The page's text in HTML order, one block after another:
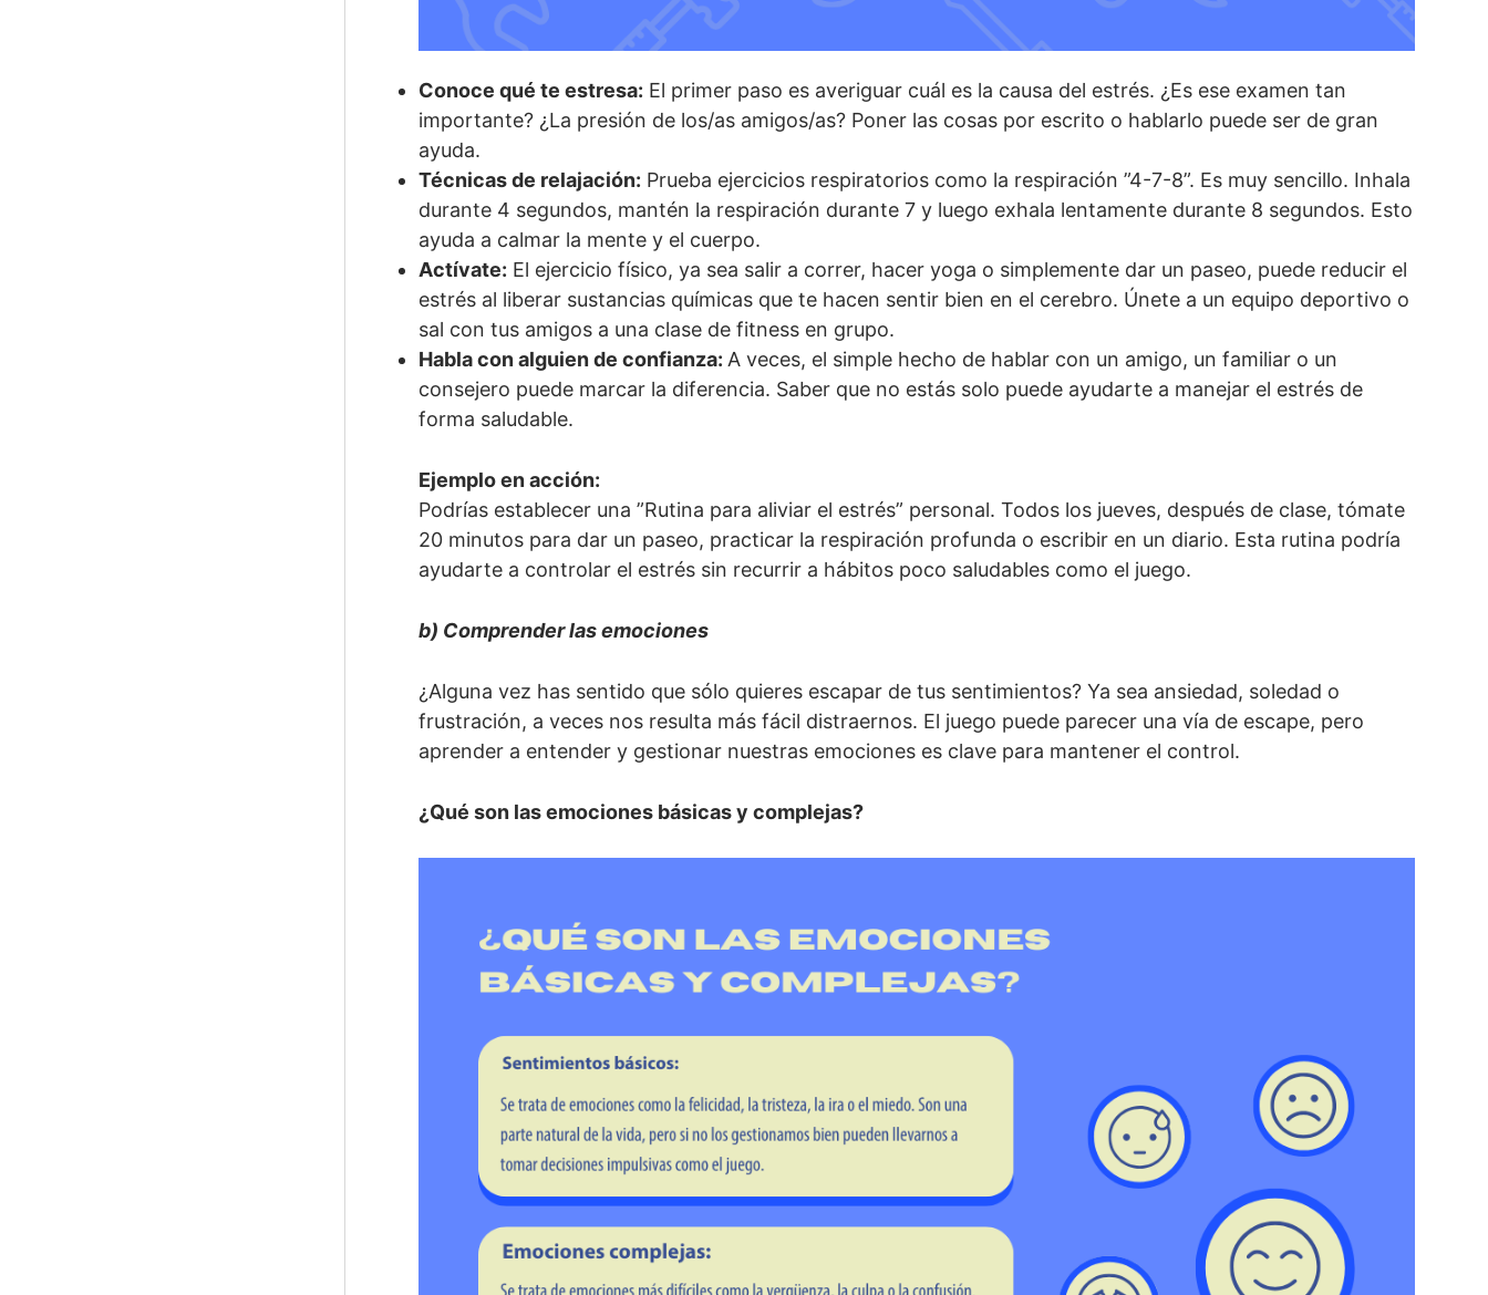
Conoce qué te estresa: El primer paso es averiguar cuál es la causa del estrés. ¿Es ese examen tan
importante? ¿La presión de los/as amigos/as? Poner las cosas por escrito o hablarlo puede ser de gran
ayuda.
Técnicas de relajación: Prueba ejercicios respiratorios como la respiración ”4-7-8”. Es muy sencillo. Inhala
durante 4 segundos, mantén la respiración durante 7 y luego exhala lentamente durante 8 segundos. Esto
ayuda a calmar la mente y el cuerpo.
Actívate: El ejercicio físico, ya sea salir a correr, hacer yoga o simplemente dar un paseo, puede reducir el
estrés al liberar sustancias químicas que te hacen sentir bien en el cerebro. Únete a un equipo deportivo o
sal con tus amigos a una clase de fitness en grupo.
Habla con alguien de confianza: A veces, el simple hecho de hablar con un amigo, un familiar o un
consejero puede marcar la diferencia. Saber que no estás solo puede ayudarte a manejar el estrés de
forma saludable.
Ejemplo en acción:
Podrías establecer una ”Rutina para aliviar el estrés” personal. Todos los jueves, después de clase, tómate
20 minutos para dar un paseo, practicar la respiración profunda o escribir en un diario. Esta rutina podría
ayudarte a controlar el estrés sin recurrir a hábitos poco saludables como el juego.
b) Comprender las emociones
¿Alguna vez has sentido que sólo quieres escapar de tus sentimientos? Ya sea ansiedad, soledad o
frustración, a veces nos resulta más fácil distraernos. El juego puede parecer una vía de escape, pero
aprender a entender y gestionar nuestras emociones es clave para mantener el control.
¿Qué son las emociones básicas y complejas?